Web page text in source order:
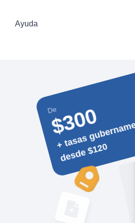
Ayuda
De
$300
+
0